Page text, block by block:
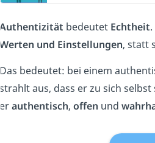
Authentizität bedeutet Echtheit
Werten und Einstellungen, statt
Das bedeutet: bei einem
strahlt aus, dass er zu sich
erauthentisch, offen und